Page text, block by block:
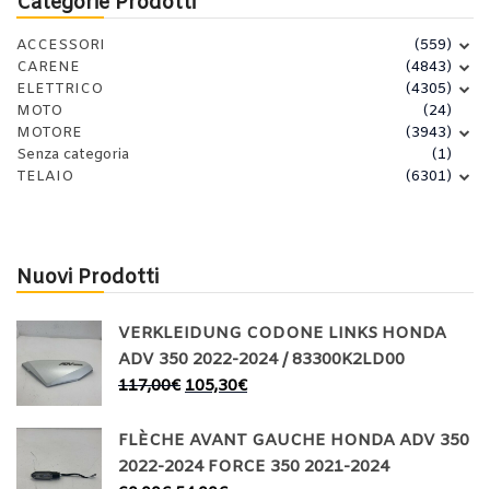
ACCESSORI
(559)
CARENE
(4843)
ELETTRICO
(4305)
MOTO
(24)
MOTORE
(3943)
Senza categoria
(1)
TELAIO
(6301)
Nuovi Prodotti
VERKLEIDUNG CODONE LINKS HONDA
ADV 350 2022-2024 / 83300K2LD00
117,00€ 105,30€
FLÈCHE AVANT GAUCHE HONDA ADV 350
2022-2024 FORCE 350 2021-2024